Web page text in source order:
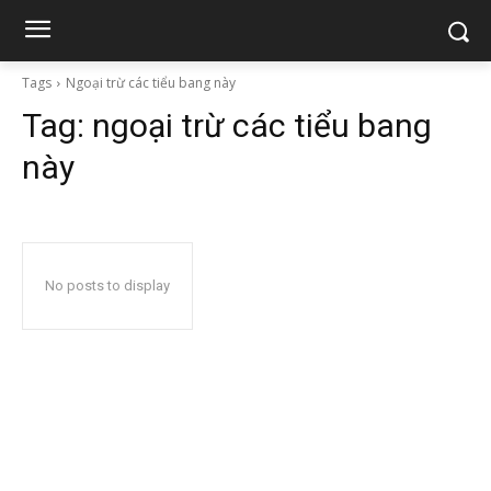
Tags Ngoại trừ các tiểu bang này
Tag: ngoại trừ các tiểu bang
này
No posts to display